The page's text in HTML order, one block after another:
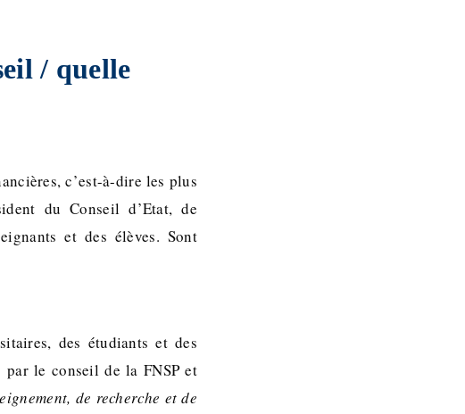
/ quelle
c’est-à-dire les plus
du Conseil d’Etat, de
et des élèves. Sont
des étudiants et des
par le conseil de la FNSP et
de recherche et de